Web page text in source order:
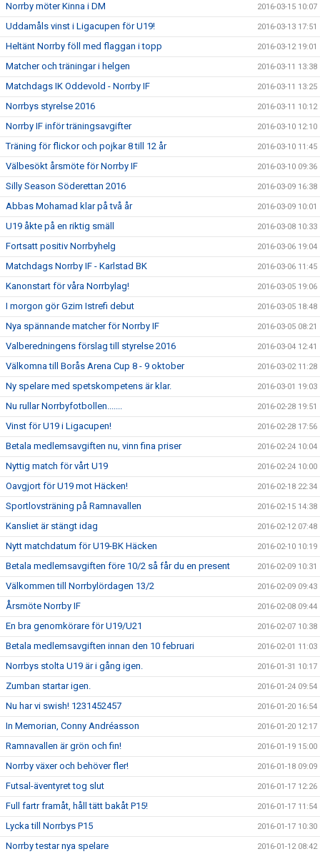
Norrby möter Kinna i DM 2016-03-15 10:07
Uddamåls vinst i Ligacupen för U19! 2016-03-13 17:51
Heltänt Norrby föll med flaggan i topp 2016-03-12 19:01
Matcher och träningar i helgen 2016-03-11 13:38
Matchdags IK Oddevold - Norrby IF 2016-03-11 13:25
Norrbys styrelse 2016 2016-03-11 10:12
Norrby IF inför träningsavgifter 2016-03-10 12:10
Träning för flickor och pojkar 8 till 12 år 2016-03-10 11:45
Välbesökt årsmöte för Norrby IF 2016-03-10 09:36
Silly Season Söderettan 2016 2016-03-09 16:38
Abbas Mohamad klar på två år 2016-03-09 10:01
U19 åkte på en riktig smäll 2016-03-08 10:33
Fortsatt positiv Norrbyhelg 2016-03-06 19:04
Matchdags Norrby IF - Karlstad BK 2016-03-06 11:45
Kanonstart för våra Norrbylag! 2016-03-05 19:06
I morgon gör Gzim Istrefi debut 2016-03-05 18:48
Nya spännande matcher för Norrby IF 2016-03-05 08:21
Valberedningens förslag till styrelse 2016 2016-03-04 12:41
Välkomna till Borås Arena Cup 8 - 9 oktober 2016-03-02 11:28
Ny spelare med spetskompetens är klar. 2016-03-01 19:03
Nu rullar Norrbyfotbollen....... 2016-02-28 19:51
Vinst för U19 i Ligacupen! 2016-02-28 17:56
Betala medlemsavgiften nu, vinn fina priser 2016-02-24 10:04
Nyttig match för vårt U19 2016-02-24 10:00
Oavgjort för U19 mot Häcken! 2016-02-18 22:34
Sportlovsträning på Ramnavallen 2016-02-15 14:38
Kansliet är stängt idag 2016-02-12 07:48
Nytt matchdatum för U19-BK Häcken 2016-02-10 10:19
Betala medlemsavgiften före 10/2 så får du en present 2016-02-09 10:31
Välkommen till Norrbylördagen 13/2 2016-02-09 09:43
Årsmöte Norrby IF 2016-02-08 09:44
En bra genomkörare för U19/U21 2016-02-07 10:38
Betala medlemsavgiften innan den 10 februari 2016-02-01 11:03
Norrbys stolta U19 är i gång igen. 2016-01-31 10:17
Zumban startar igen. 2016-01-24 09:54
Nu har vi swish! 1231452457 2016-01-20 16:54
In Memorian, Conny Andréasson 2016-01-20 12:17
Ramnavallen är grön och fin! 2016-01-19 15:00
Norrby växer och behöver fler! 2016-01-18 09:09
Futsal-äventyret tog slut 2016-01-17 12:26
Full fartr framåt, håll tätt bakåt P15! 2016-01-17 11:54
Lycka till Norrbys P15 2016-01-17 10:30
Norrby testar nya spelare 2016-01-12 08:42